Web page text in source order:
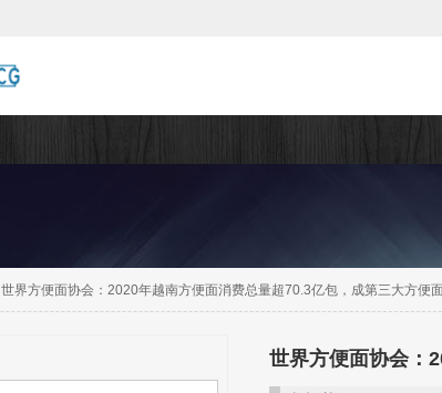
世界方便面协会：2020年越南方便面消费总量超70.3亿包，成第三大方便
世界方便面协会：